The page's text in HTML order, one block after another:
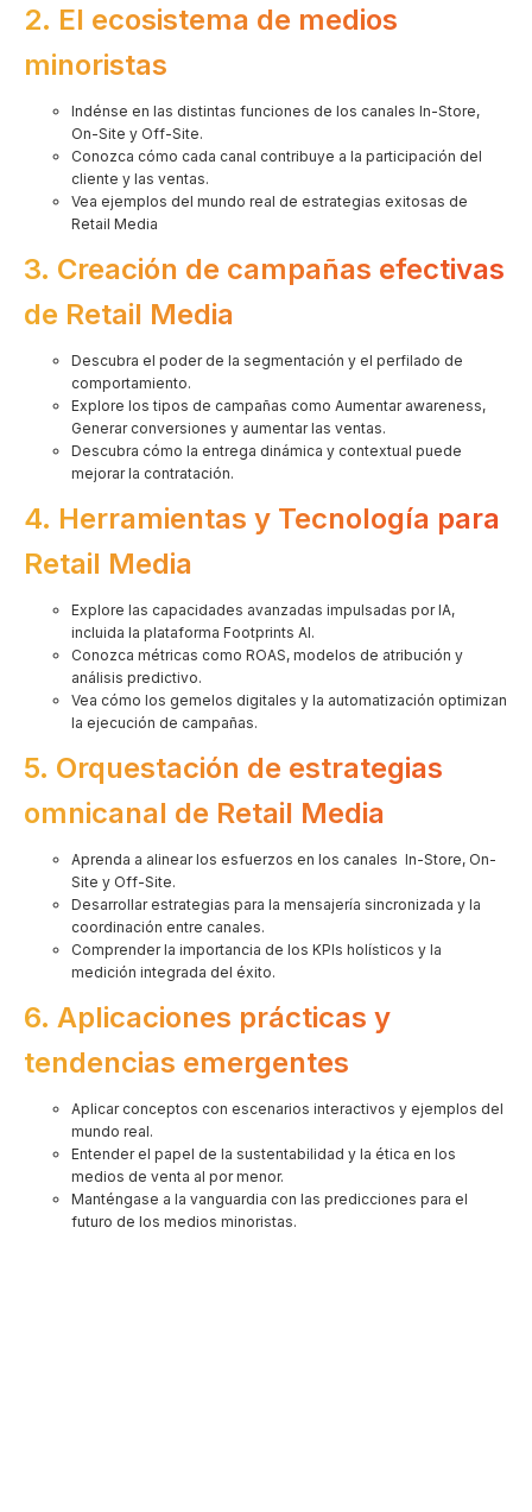
2. El ecosistema de medios
minoristas
Indénse en las distintas funciones de los canales In-Store,
On-Site y Off-Site.
Conozca cómo cada canal contribuye a la participación del
cliente y las ventas.
Vea ejemplos del mundo real de estrategias exitosas de
Retail Media
3. Creación de campañas efectivas
de Retail Media
Descubra el poder de la segmentación y el perfilado de
comportamiento.
Explore los tipos de campañas como Aumentar awareness,
Generar conversiones y aumentar las ventas.
Descubra cómo la entrega dinámica y contextual puede
mejorar la contratación.
4. Herramientas y Tecnología para
Retail Media
Explore las capacidades avanzadas impulsadas por IA,
incluida la plataforma Footprints AI.
Conozca métricas como ROAS, modelos de atribución y
análisis predictivo.
Vea cómo los gemelos digitales y la automatización optimizan
la ejecución de campañas.
5. Orquestación de estrategias
omnicanal de Retail Media
Aprenda a alinear los esfuerzos en los canales In-Store, On-
Site y Off-Site.
Desarrollar estrategias para la mensajería sincronizada y la
coordinación entre canales.
Comprender la importancia de los KPIs holísticos y la
medición integrada del éxito.
6. Aplicaciones prácticas y
tendencias emergentes
Aplicar conceptos con escenarios interactivos y ejemplos del
mundo real.
Entender el papel de la sustentabilidad y la ética en los
medios de venta al por menor.
Manténgase a la vanguardia con las predicciones para el
futuro de los medios minoristas.